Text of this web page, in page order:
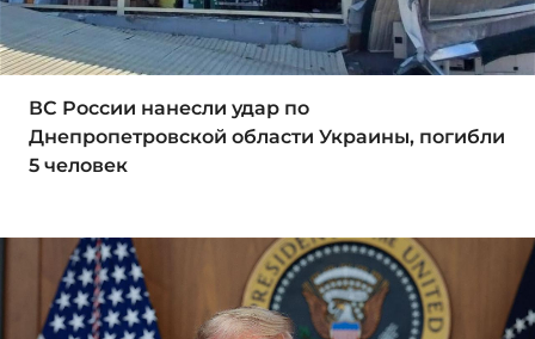
ВС России нанесли удар по
Днепропетровской области Украины, погибли
5 человек